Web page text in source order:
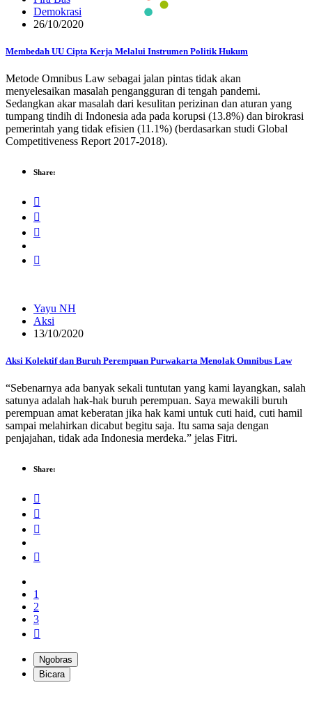
Demokrasi
26/10/2020
Membedah UU Cipta Kerja Melalui Instrumen Politik Hukum
Metode Omnibus Law sebagai jalan pintas tidak akan
menyelesaikan masalah pengangguran di tengah pandemi.
Sedangkan akar masalah dari kesulitan perizinan dan aturan yang
tumpang tindih di Indonesia ada pada korupsi (13.8%) dan birokrasi
pemerintah yang tidak efisien (11.1%) (berdasarkan studi Global
Competitiveness Report 2017-2018).
Share:
Yayu NH
Aksi
13/10/2020
Aksi Kolektif dan Buruh Perempuan Purwakarta Menolak Omnibus Law
“Sebenarnya ada banyak sekali tuntutan yang kami layangkan, salah
satunya adalah hak-hak buruh perempuan. Saya mewakili buruh
perempuan amat keberatan jika hak kami untuk cuti haid, cuti hamil
sampai melahirkan dicabut begitu saja. Itu sama saja dengan
penjajahan, tidak ada Indonesia merdeka.” jelas Fitri.
Share:
1
2
3
Ngobras
Bicara